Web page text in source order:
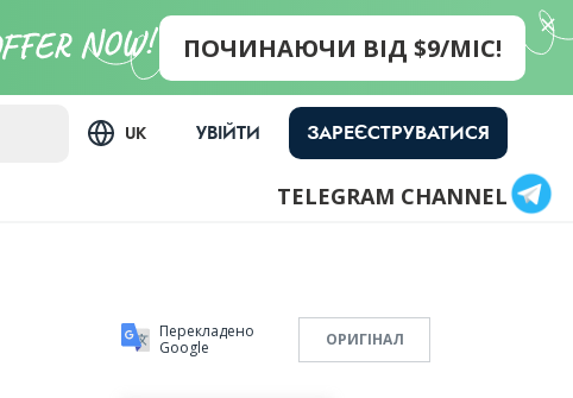
ПОЧИНАЮЧИ ВІД $9/МІС!
UK УВІЙТИ ЗАРЕЄСТРУВАТИСЯ
TELEGRAM CHANNEL
Перекладено
Google
ОРИГІНАЛ